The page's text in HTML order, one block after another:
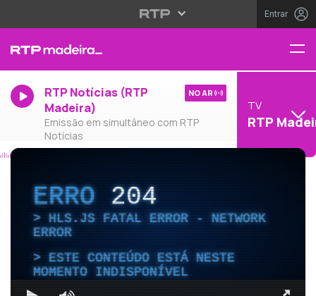
Entrar
RTP Notícias (RTP
Madeira)
Emissão em simultâneo com RTP
Notícias
NO AR
TV
RTP
ERRO204
HLS.JS FATAL ERROR - NETWORK
ERROR
ESTE CONTEÚDO ESTÁ NESTE
MOMENTO INDISPONÍVEL